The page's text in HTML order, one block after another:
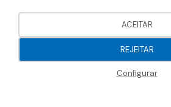
Soprema 2026
REJEITAR
Configurar
ACEITAR